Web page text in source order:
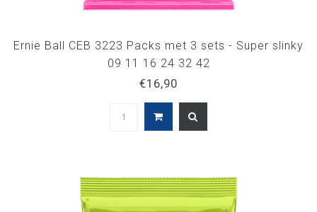
Ernie Ball CEB 3223 Packs met 3 sets - Super slinky
09 11 16 24 32 42
€16,90